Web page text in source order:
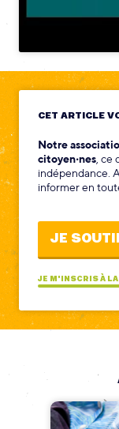
CET ARTICLE
Notre
citoyen‧nes ,
indépendance.
informer en
JE
JE M'INSCRIS À